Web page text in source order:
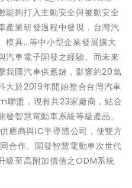
能夠打入主動安全與被動安全
產業研發過程中發現，台灣汽
模具…等中小型企業發展擴大
汽車電子開發之經驗。而未來
我國汽車供應鏈，影響約20萬
大於2019年開始整合台灣汽車
盟，現有共23家廠商，結合
智慧電動車系統等級產品。
應商與IC半導體公司，使雙方
合作。開發智慧電動車次世代
級至高附加價值之ODM系統